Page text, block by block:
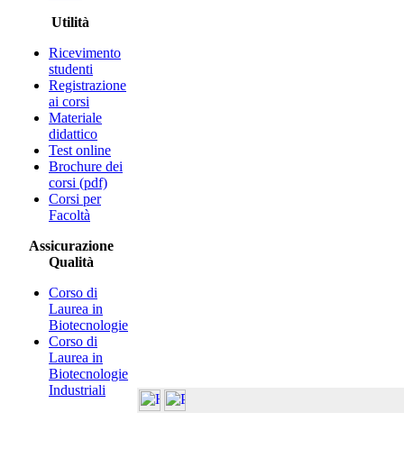
Utilità
Ricevimento
studenti
Registrazione
ai corsi
Materiale
didattico
Test online
Brochure dei
corsi (pdf)
Corsi per
Facoltà
Assicurazione
Qualità
Corso di
Laurea in
Biotecnologie
Corso di
Laurea in
Biotecnologie
Industriali